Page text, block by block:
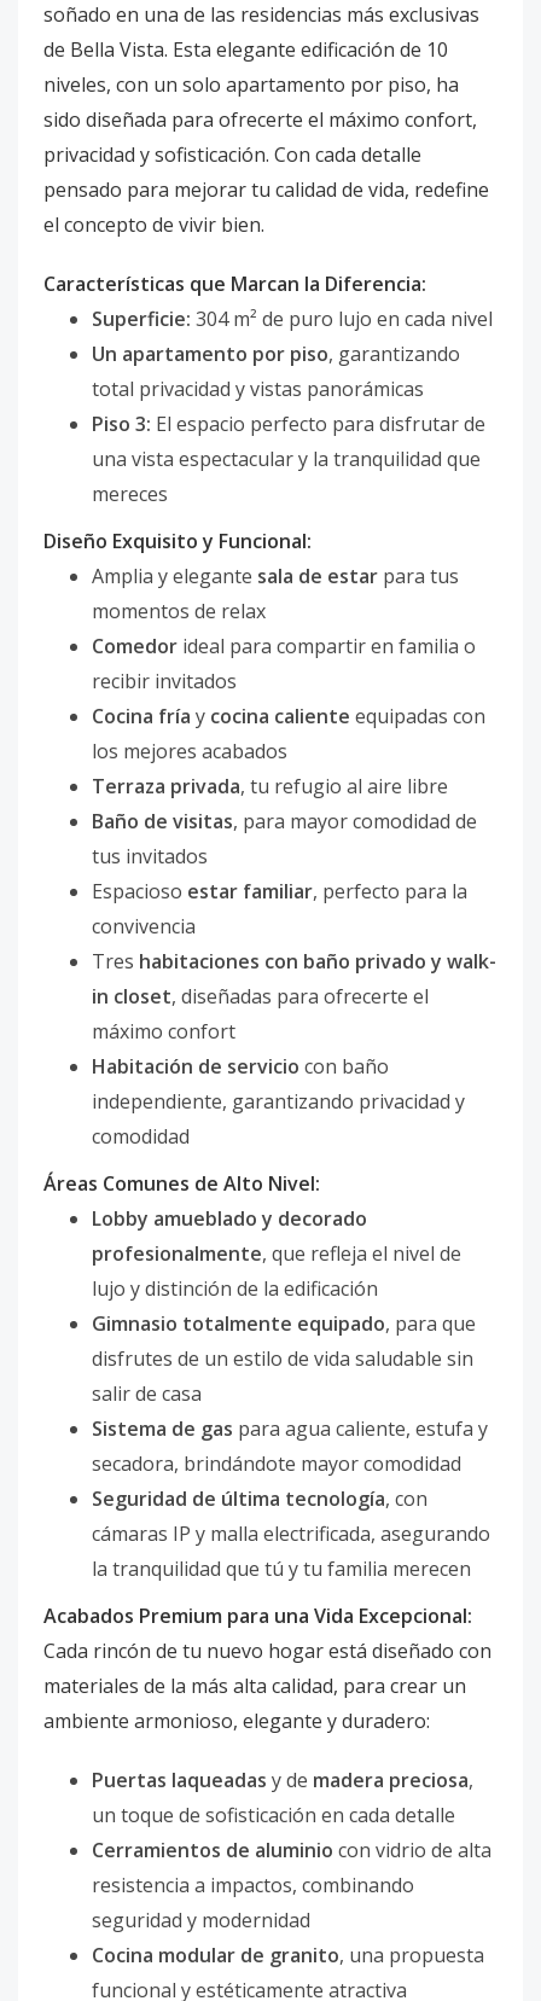
soñado en una de las residencias más exclusivas
de Bella Vista. Esta elegante edificación de 10
niveles, con un solo apartamento por piso, ha
sido diseñada para ofrecerte el máximo confort,
privacidad y sofisticación. Con cada detalle
pensado para mejorar tu calidad de vida, redefine
el concepto de vivir bien.
Características que Marcan la Diferencia:
Superficie: 304 m² de puro lujo en cada nivel
Un apartamento por piso, garantizando
total privacidad y vistas panorámicas
Piso 3: El espacio perfecto para disfrutar de
una vista espectacular y la tranquilidad que
mereces
Diseño Exquisito y Funcional:
Amplia y elegante sala de estar para tus
momentos de relax
Comedor ideal para compartir en familia o
recibir invitados
Cocina fría y cocina caliente equipadas con
los mejores acabados
Terraza privada, tu refugio al aire libre
Baño de visitas, para mayor comodidad de
tus invitados
Espacioso estar familiar, perfecto para la
convivencia
Tres habitaciones con baño privado y walk-
in closet, diseñadas para ofrecerte el
máximo confort
Habitación de servicio con baño
independiente, garantizando privacidad y
comodidad
Áreas Comunes de Alto Nivel:
Lobby amueblado y decorado
profesionalmente, que refleja el nivel de
lujo y distinción de la edificación
Gimnasio totalmente equipado, para que
disfrutes de un estilo de vida saludable sin
salir de casa
Sistema de gas para agua caliente, estufa y
secadora, brindándote mayor comodidad
Seguridad de última tecnología, con
cámaras IP y malla electrificada, asegurando
la tranquilidad que tú y tu familia merecen
Acabados Premium para una Vida Excepcional:
Cada rincón de tu nuevo hogar está diseñado con
materiales de la más alta calidad, para crear un
ambiente armonioso, elegante y duradero:
Puertas laqueadas y de madera preciosa,
un toque de sofisticación en cada detalle
Cerramientos de aluminio con vidrio de alta
resistencia a impactos, combinando
seguridad y modernidad
Cocina modular de granito, una propuesta
funcional y estéticamente atractiva